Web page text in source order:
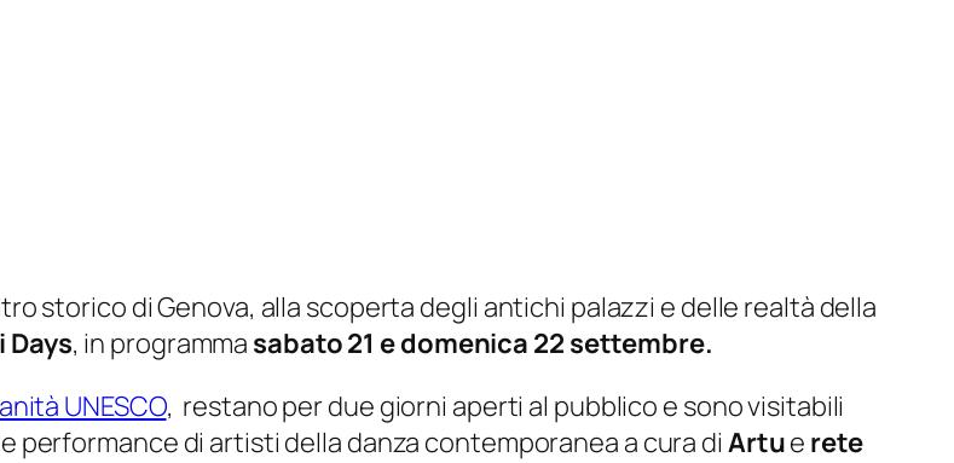
storico di Genova, alla scoperta degli antichi palazzi e delle realtà della
Days, in programma sabato 21 e domenica 22 settembre.
UNESCO, restano per due giorni aperti al pubblico e sono visitabili
di artisti della danza contemporanea a cura di Artue rete